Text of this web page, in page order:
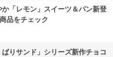
「レモン」スイーツ＆パン新登
品をチェック
りサンド」シリーズ新作チョコ